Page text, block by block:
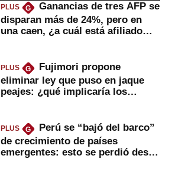
PLUS G
Ganancias de tres AFP se
disparan más de 24%, pero en
una caen, ¿a cuál está afiliado
PLUS G
Fujimori propone
eliminar ley que puso en jaque
peajes: ¿qué implicaría los
PLUS G
Perú se “bajó del barco”
de crecimiento de países
emergentes: esto se perdió desde